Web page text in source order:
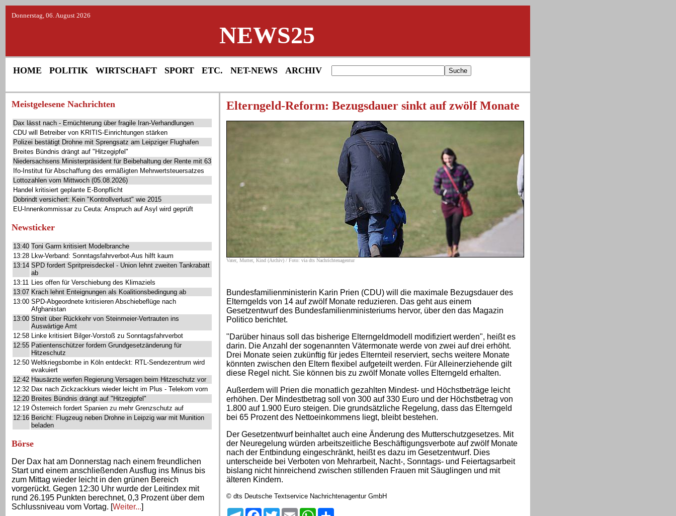
Donnerstag, 06. August 2026
NEWS25
HOME POLITIK WIRTSCHAFT SPORT ETC. NET-NEWS ARCHIV
Meistgelesene Nachrichten
Dax lässt nach - Ernüchterung über fragile Iran-Verhandlungen
CDU will Betreiber von KRITIS-Einrichtungen stärken
Polizei bestätigt Drohne mit Sprengsatz am Leipziger Flughafen
Breites Bündnis drängt auf "Hitzegipfel"
Niedersachsens Ministerpräsident für Beibehaltung der Rente mit 63
Ifo-Institut für Abschaffung des ermäßigten Mehrwertsteuersatzes
Lottozahlen vom Mittwoch (05.08.2026)
Handel kritisiert geplante E-Bonpflicht
Dobrindt versichert: Kein "Kontrollverlust" wie 2015
EU-Innenkommissar zu Ceuta: Anspruch auf Asyl wird geprüft
Newsticker
13:40 Toni Garrn kritisiert Modelbranche
13:28 Lkw-Verband: Sonntagsfahrverbot-Aus hilft kaum
13:14 SPD fordert Spritpreisdeckel - Union lehnt zweiten Tankrabatt
ab
13:11 Lies offen für Verschiebung des Klimaziels
13:07 Krach lehnt Enteignungen als Koalitionsbedingung ab
13:00 SPD-Abgeordnete kritisieren Abschiebeflüge nach
Afghanistan
13:00 Streit über Rückkehr von Steinmeier-Vertrauten ins
Auswärtige Amt
12:58 Linke kritisiert Bilger-Vorstoß zu Sonntagsfahrverbot
12:55 Patientenschützer fordern Grundgesetzänderung für
Hitzeschutz
12:50 Weltkriegsbombe in Köln entdeckt: RTL-Sendezentrum wird
evakuiert
12:42 Hausärzte werfen Regierung Versagen beim Hitzeschutz vor
12:32 Dax nach Zickzackkurs wieder leicht im Plus - Telekom vorn
12:20 Breites Bündnis drängt auf "Hitzegipfel"
12:19 Österreich fordert Spanien zu mehr Grenzschutz auf
12:16 Bericht: Flugzeug neben Drohne in Leipzig war mit Munition
beladen
Börse
Der Dax hat am Donnerstag nach einem freundlichen
Start und einem anschließenden Ausflug ins Minus bis
zum Mittag wieder leicht in den grünen Bereich
vorgerückt. Gegen 12:30 Uhr wurde der Leitindex mit
rund 26.195 Punkten berechnet, 0,3 Prozent über dem
Schlussniveau vom Vortag. [Weiter...]
Elterngeld-Reform: Bezugsdauer sinkt auf zwölf Monate
Vater, Mutter, Kind (Archiv) / Foto: via dts Nachrichtenagentur
Bundesfamilienministerin Karin Prien (CDU) will die maximale Bezugsdauer des
Elterngelds von 14 auf zwölf Monate reduzieren. Das geht aus einem
Gesetzentwurf des Bundesfamilienministeriums hervor, über den das Magazin
Politico berichtet.
"Darüber hinaus soll das bisherige Elterngeldmodell modifiziert werden", heißt es
darin. Die Anzahl der sogenannten Vätermonate werde von zwei auf drei erhöht.
Drei Monate seien zukünftig für jedes Elternteil reserviert, sechs weitere Monate
könnten zwischen den Eltern flexibel aufgeteilt werden. Für Alleinerziehende gilt
diese Regel nicht. Sie können bis zu zwölf Monate volles Elterngeld erhalten.
Außerdem will Prien die monatlich gezahlten Mindest- und Höchstbeträge leicht
erhöhen. Der Mindestbetrag soll von 300 auf 330 Euro und der Höchstbetrag von
1.800 auf 1.900 Euro steigen. Die grundsätzliche Regelung, dass das Elterngeld
bei 65 Prozent des Nettoeinkommens liegt, bleibt bestehen.
Der Gesetzentwurf beinhaltet auch eine Änderung des Mutterschutzgesetzes. Mit
der Neuregelung würden arbeitszeitliche Beschäftigungsverbote auf zwölf Monate
nach der Entbindung eingeschränkt, heißt es dazu im Gesetzentwurf. Dies
unterscheide bei Verboten von Mehrarbeit, Nacht-, Sonntags- und Feiertagsarbeit
bislang nicht hinreichend zwischen stillenden Frauen mit Säuglingen und mit
älteren Kindern.
© dts Deutsche Textservice Nachrichtenagentur GmbH
TelegramFacebookTwitter Email WhatsApp